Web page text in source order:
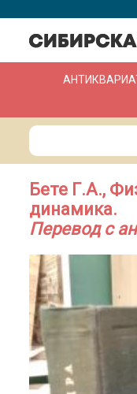
Бете Г.А.,
динамика.
Перевод с